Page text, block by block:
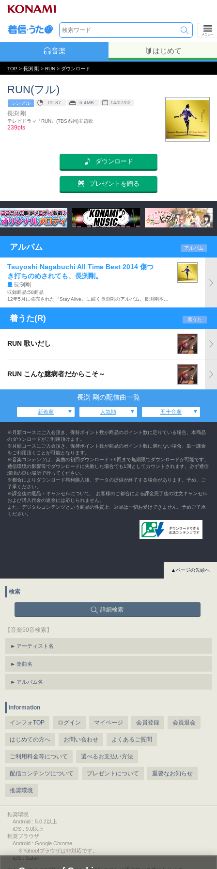
メニュー
音楽 はじめて
TOP > 長渕 剛 > RUN > ダウンロード
RUN(フル)
シングル 05:37 6.4MB 14/07/02
長渕 剛
テレビドラマ『RUN』(TBS系列)主題歌
239pts
ダウンロード
プレゼントを贈る
アルバム アルバム
Tsuyoshi Nagabuchi All Time Best 2014 傷つ
き打ちのめされても、長渕剛。
長渕剛
収録商品:58商品
着うた(R) 着うた
RUN 歌いだし
RUN こんな臆病者だからこそ～
長渕 剛の配信曲一覧
新着順 人気順 五十音順
※月額コースにご入会頂き、保持ポイント数が商品のポイント数に足りている場合、本商品
のダウンロードがご利用頂けます。
※月額コースにご入会頂き、保持ポイント数が商品のポイント数に満たない場合、単一課金
をご利用頂くことが可能となります。
※音楽コンテンツは、楽曲の初回ダウンロード＋9回まで無期限でダウンロードが可能です。
通信環境の影響等でダウンロードに失敗した場合でも1回としてカウントされます。必ず通信
環境の良い場所で行ってください。
※都合によりダウンロード権利購入後、データの提供が終了する場合があります。予め、ご
了承ください。
※課金後の返品・キャンセルについて、 お客様のご都合による課金完了後の注文キャンセル
および購入代金の返金には応じられません。
また、デジタルコンテンツという商品の性質上、返品は一切お受けできません。予めご了承
ください。
▲ページの先頭へ
検索
詳細検索
【音楽50音検索】
アーティスト名
楽曲名
アルバム名
information
インフォTOP ログイン マイページ 会員登録 会員退会
はじめての方へ お問い合わせ よくあるご質問
ご利用料金等について 選べるお支払い方法
配信コンテンツについて プレゼントについて 重要なお知らせ
推奨環境
推奨環境
Android : 5.0.2以上
iOS : 9.0以上
推奨ブラウザ
Android : Google Chrome
※Yahoo!ブラウザは非対応です。
iOS : Safari